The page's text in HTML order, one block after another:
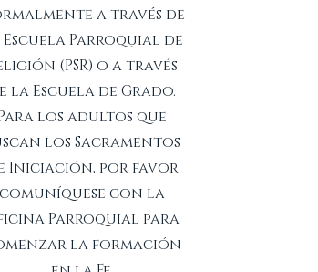
a través de
Parroquial de
(PSR) o a través
la Escuela de Grado.
los adultos que
los Sacramentos
Iniciación, por favor
comuníquese con la
Parroquial para
la formación